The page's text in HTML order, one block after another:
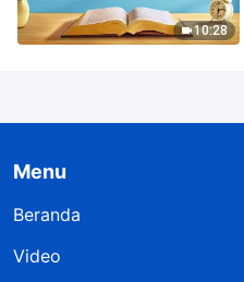
10:28
Menu
Beranda
Video